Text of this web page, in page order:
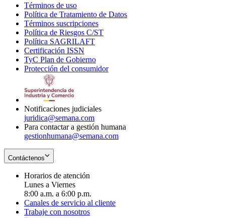
Términos de uso
in
new
window
Política de Tratamiento de Datos
Términos suscripciones
in
Política de Riesgos C/ST
Política SAGRILAFT
new
window
Certificación ISSN
in
new
TyC Plan de Gobierno
in
Protección del consumidorOpens
Notificaciones judiciales
juridica@semana.com
Para contactar a gestión humana
gestionhumana@semana.com
Contáctenos
Horarios de atención
Lunes a Viernes
8:00 a.m. a 6:00 p.m.
Canales de servicio al cliente
Trabaje con nosotros